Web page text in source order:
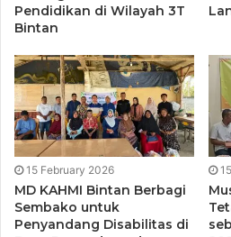
kegiatan-kegiatan lainnya.
“Semoga ini menjadi ladang
suci Ramadhan ini. Tentu kita
menginfakkan sedekahkan
dengan kebaikan-kebaikan
Pendidikan di Wilayah 3T
Bintan
15 February 2026
MD KAHMI Bintan Berbagi
Sembako untuk
Penyandang Disabilitas di